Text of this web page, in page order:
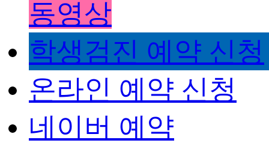
동영상
학생검진 예약 신청
온라인 예약 신청
네이버 예약